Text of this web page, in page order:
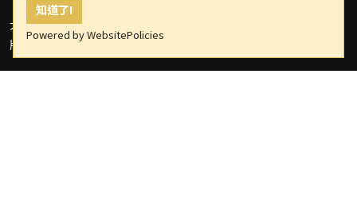
知道了!
Powered by WebsitePolicies
大聲傳媒
版權所有，非經授權，不許轉載本網站內容